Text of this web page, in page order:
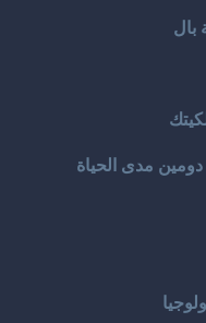
دومين مدى الحياة